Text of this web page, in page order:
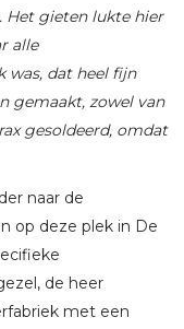
Het gieten lukte hier
alle
was, dat heel fijn
gemaakt, zowel van
gesoldeerd, omdat
naar de
op deze plek in De
de heer
met een